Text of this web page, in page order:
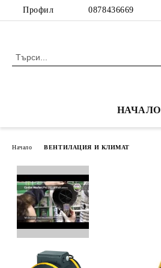
Профил 0878436669
НАЧАЛО
Начало ВЕНТИЛАЦИЯ И КЛИМАТ